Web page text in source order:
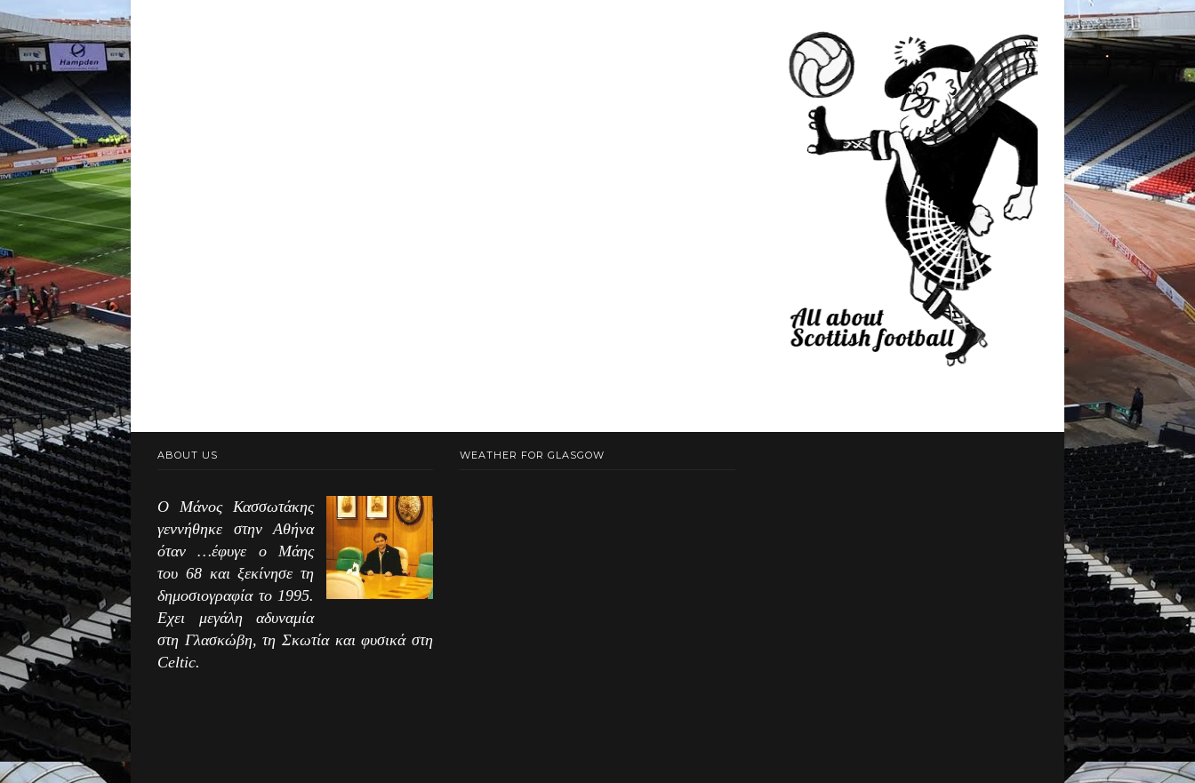
ABOUT US
Ο Μάνος Κασσωτάκης
γεννήθηκε στην Αθήνα
όταν …έφυγε ο Μάης
του 68 και ξεκίνησε τη
δημοσιογραφία το 1995.
Εχει μεγάλη αδυναμία
στη Γλασκώβη, τη Σκωτία και φυσικά στη
Celtic.
WEATHER FOR GLASGOW